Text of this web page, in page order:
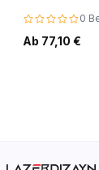
0
Ab 77,10 €